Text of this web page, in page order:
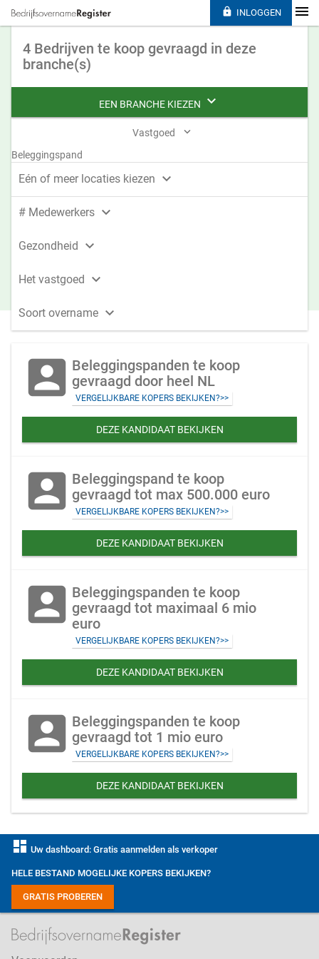
4 Bedrijven te koop gevraagd in deze
branche(s)
EEN BRANCHE KIEZEN 
Vastgoed 
Beleggingspand
Eén of meer locaties kiezen 
# Medewerkers 
Gezondheid 
Het vastgoed 
Soort overname 
account_box Beleggingspanden te koop
gevraagd door heel NL
VERGELIJKBARE KOPERS BEKIJKEN?>>
DEZE KANDIDAAT BEKIJKEN
account_box Beleggingspand te koop
gevraagd tot max 500.000 euro
VERGELIJKBARE KOPERS BEKIJKEN?>>
DEZE KANDIDAAT BEKIJKEN
account_box Beleggingspanden te koop
gevraagd tot maximaal 6 mio
euro
VERGELIJKBARE KOPERS BEKIJKEN?>>
DEZE KANDIDAAT BEKIJKEN
account_box Beleggingspanden te koop
gevraagd tot 1 mio euro
VERGELIJKBARE KOPERS BEKIJKEN?>>
DEZE KANDIDAAT BEKIJKEN
 INLOGGEN
dashboard Uw dashboard: Gratis aanmelden als verkoper
HELE BESTAND MOGELIJKE KOPERS BEKIJKEN?
GRATIS PROBEREN